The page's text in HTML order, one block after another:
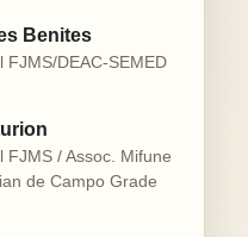
Benites
FJMS/DEAC-SEMED
FJMS / Assoc. Mifune
de Campo Grade